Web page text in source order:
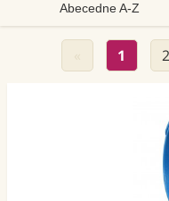
Abecedne A-Z
1 2